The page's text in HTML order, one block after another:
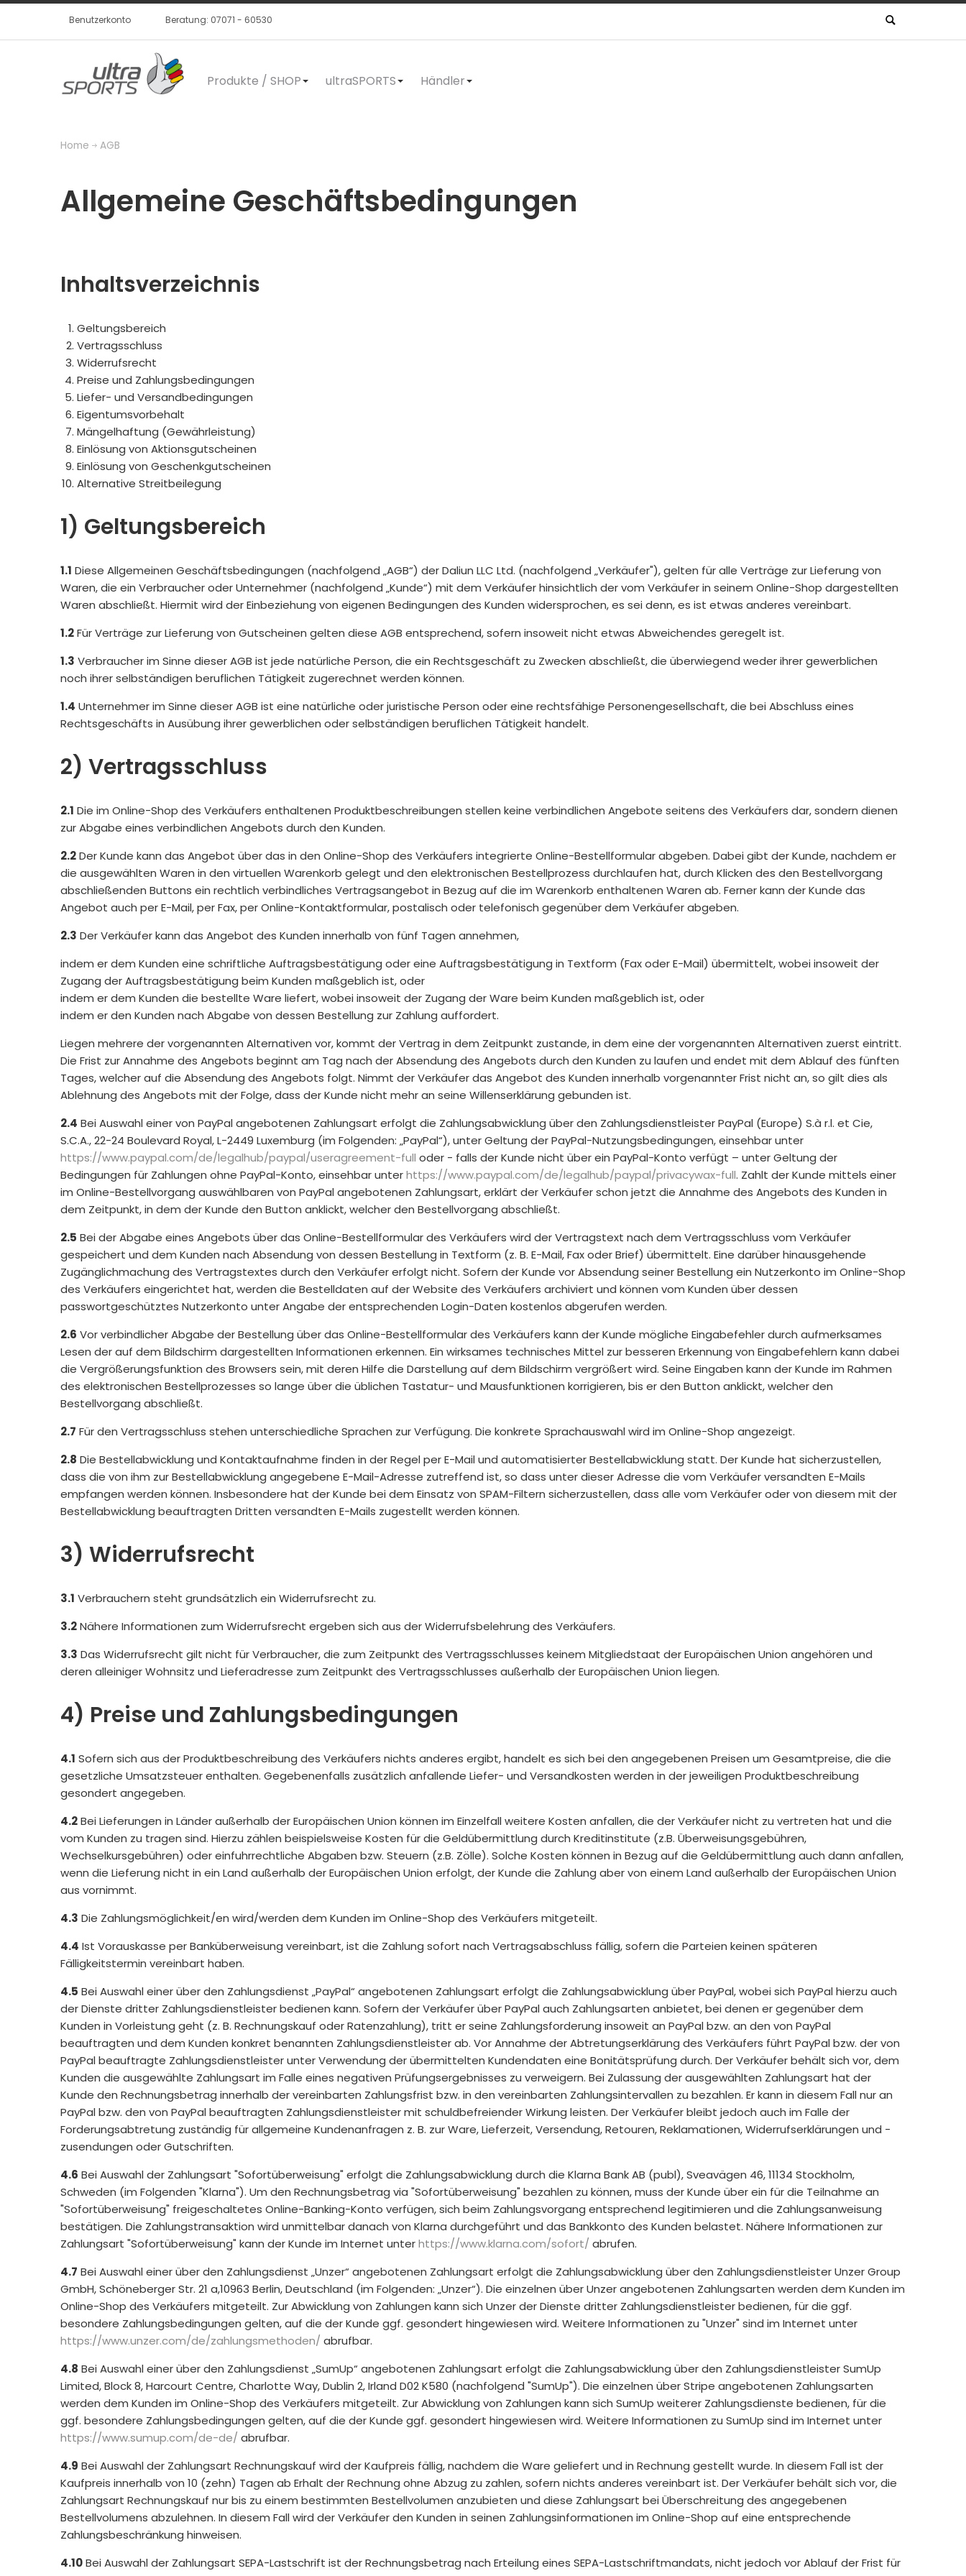
Benutzerkonto Beratung: 07071 - 60530
Produkte / SHOP ultraSPORTS Händler
Home AGB
Allgemeine Geschäftsbedingungen
Inhaltsverzeichnis
Geltungsbereich
Vertragsschluss
Widerrufsrecht
Preise und Zahlungsbedingungen
Liefer- und Versandbedingungen
Eigentumsvorbehalt
Mängelhaftung (Gewährleistung)
Einlösung von Aktionsgutscheinen
Einlösung von Geschenkgutscheinen
Alternative Streitbeilegung
1) Geltungsbereich
1.1 Diese Allgemeinen Geschäftsbedingungen (nachfolgend „AGB“) der Daliun LLC Ltd. (nachfolgend „Verkäufer"), gelten für alle Verträge zur Lieferung von
Waren, die ein Verbraucher oder Unternehmer (nachfolgend „Kunde“) mit dem Verkäufer hinsichtlich der vom Verkäufer in seinem Online-Shop dargestellten
Waren abschließt. Hiermit wird der Einbeziehung von eigenen Bedingungen des Kunden widersprochen, es sei denn, es ist etwas anderes vereinbart.
1.2Für Verträge zur Lieferung von Gutscheinen gelten diese AGB entsprechend, sofern insoweit nicht etwas Abweichendes geregelt ist.
1.3 Verbraucher im Sinne dieser AGB ist jede natürliche Person, die ein Rechtsgeschäft zu Zwecken abschließt, die überwiegend weder ihrer gewerblichen
noch ihrer selbständigen beruflichen Tätigkeit zugerechnet werden können.
1.4 Unternehmer im Sinne dieser AGB ist eine natürliche oder juristische Person oder eine rechtsfähige Personengesellschaft, die bei Abschluss eines
Rechtsgeschäfts in Ausübung ihrer gewerblichen oder selbständigen beruflichen Tätigkeit handelt.
2) Vertragsschluss
2.1 Die im Online-Shop des Verkäufers enthaltenen Produktbeschreibungen stellen keine verbindlichen Angebote seitens des Verkäufers dar, sondern dienen
zur Abgabe eines verbindlichen Angebots durch den Kunden.
2.2Der Kunde kann das Angebot über das in den Online-Shop des Verkäufers integrierte Online-Bestellformular abgeben. Dabei gibt der Kunde, nachdem er
die ausgewählten Waren in den virtuellen Warenkorb gelegt und den elektronischen Bestellprozess durchlaufen hat, durch Klicken des den Bestellvorgang
abschließenden Buttons ein rechtlich verbindliches Vertragsangebot in Bezug auf die im Warenkorb enthaltenen Waren ab. Ferner kann der Kunde das
Angebot auch per E-Mail, per Fax, per Online-Kontaktformular, postalisch oder telefonisch gegenüber dem Verkäufer abgeben.
2.3 Der Verkäufer kann das Angebot des Kunden innerhalb von fünf Tagen annehmen,
indem er dem Kunden eine schriftliche Auftragsbestätigung oder eine Auftragsbestätigung in Textform (Fax oder E-Mail) übermittelt, wobei insoweit der
Zugang der Auftragsbestätigung beim Kunden maßgeblich ist, oder
indem er dem Kunden die bestellte Ware liefert, wobei insoweit der Zugang der Ware beim Kunden maßgeblich ist, oder
indem er den Kunden nach Abgabe von dessen Bestellung zur Zahlung auffordert.
Liegen mehrere der vorgenannten Alternativen vor, kommt der Vertrag in dem Zeitpunkt zustande, in dem eine der vorgenannten Alternativen zuerst eintritt.
Die Frist zur Annahme des Angebots beginnt am Tag nach der Absendung des Angebots durch den Kunden zu laufen und endet mit dem Ablauf des fünften
Tages, welcher auf die Absendung des Angebots folgt. Nimmt der Verkäufer das Angebot des Kunden innerhalb vorgenannter Frist nicht an, so gilt dies als
Ablehnung des Angebots mit der Folge, dass der Kunde nicht mehr an seine Willenserklärung gebunden ist.
2.4 Bei Auswahl einer von PayPal angebotenen Zahlungsart erfolgt die Zahlungsabwicklung über den Zahlungsdienstleister PayPal (Europe) S.à r.l. et Cie,
S.C.A., 22-24 Boulevard Royal, L-2449 Luxemburg (im Folgenden: „PayPal“), unter Geltung der PayPal-Nutzungsbedingungen, einsehbar unter
https://www.paypal.com/de/legalhub/paypal/useragreement-full oder - falls der Kunde nicht über ein PayPal-Konto verfügt – unter Geltung der
Bedingungen für Zahlungen ohne PayPal-Konto, einsehbar unterhttps://www.paypal.com/de/legalhub/paypal/privacywax-full. Zahlt der Kunde mittels einer
im Online-Bestellvorgang auswählbaren von PayPal angebotenen Zahlungsart, erklärt der Verkäufer schon jetzt die Annahme des Angebots des Kunden in
dem Zeitpunkt, in dem der Kunde den Button anklickt, welcher den Bestellvorgang abschließt.
2.5 Bei der Abgabe eines Angebots über das Online-Bestellformular des Verkäufers wird der Vertragstext nach dem Vertragsschluss vom Verkäufer
gespeichert und dem Kunden nach Absendung von dessen Bestellung in Textform (z. B. E-Mail, Fax oder Brief) übermittelt. Eine darüber hinausgehende
Zugänglichmachung des Vertragstextes durch den Verkäufer erfolgt nicht. Sofern der Kunde vor Absendung seiner Bestellung ein Nutzerkonto im Online-Shop
des Verkäufers eingerichtet hat, werden die Bestelldaten auf der Website des Verkäufers archiviert und können vom Kunden über dessen
passwortgeschütztes Nutzerkonto unter Angabe der entsprechenden Login-Daten kostenlos abgerufen werden.
2.6 Vor verbindlicher Abgabe der Bestellung über das Online-Bestellformular des Verkäufers kann der Kunde mögliche Eingabefehler durch aufmerksames
Lesen der auf dem Bildschirm dargestellten Informationen erkennen. Ein wirksames technisches Mittel zur besseren Erkennung von Eingabefehlern kann dabei
die Vergrößerungsfunktion des Browsers sein, mit deren Hilfe die Darstellung auf dem Bildschirm vergrößert wird. Seine Eingaben kann der Kunde im Rahmen
des elektronischen Bestellprozesses so lange über die üblichen Tastatur- und Mausfunktionen korrigieren, bis er den Button anklickt, welcher den
Bestellvorgang abschließt.
2.7 Für den Vertragsschluss stehen unterschiedliche Sprachen zur Verfügung. Die konkrete Sprachauswahl wird im Online-Shop angezeigt.
2.8 Die Bestellabwicklung und Kontaktaufnahme finden in der Regel per E-Mail und automatisierter Bestellabwicklung statt. Der Kunde hat sicherzustellen,
dass die von ihm zur Bestellabwicklung angegebene E-Mail-Adresse zutreffend ist, so dass unter dieser Adresse die vom Verkäufer versandten E-Mails
empfangen werden können. Insbesondere hat der Kunde bei dem Einsatz von SPAM-Filtern sicherzustellen, dass alle vom Verkäufer oder von diesem mit der
Bestellabwicklung beauftragten Dritten versandten E-Mails zugestellt werden können.
3) Widerrufsrecht
3.1 Verbrauchern steht grundsätzlich ein Widerrufsrecht zu.
3.2Nähere Informationen zum Widerrufsrecht ergeben sich aus der Widerrufsbelehrung des Verkäufers.
3.3 Das Widerrufsrecht gilt nicht für Verbraucher, die zum Zeitpunkt des Vertragsschlusses keinem Mitgliedstaat der Europäischen Union angehören und
deren alleiniger Wohnsitz und Lieferadresse zum Zeitpunkt des Vertragsschlusses außerhalb der Europäischen Union liegen.
4) Preise und Zahlungsbedingungen
4.1 Sofern sich aus der Produktbeschreibung des Verkäufers nichts anderes ergibt, handelt es sich bei den angegebenen Preisen um Gesamtpreise, die die
gesetzliche Umsatzsteuer enthalten. Gegebenenfalls zusätzlich anfallende Liefer- und Versandkosten werden in der jeweiligen Produktbeschreibung
gesondert angegeben.
4.2Bei Lieferungen in Länder außerhalb der Europäischen Union können im Einzelfall weitere Kosten anfallen, die der Verkäufer nicht zu vertreten hat und die
vom Kunden zu tragen sind. Hierzu zählen beispielsweise Kosten für die Geldübermittlung durch Kreditinstitute (z.B. Überweisungsgebühren,
Wechselkursgebühren) oder einfuhrrechtliche Abgaben bzw. Steuern (z.B. Zölle). Solche Kosten können in Bezug auf die Geldübermittlung auch dann anfallen,
wenn die Lieferung nicht in ein Land außerhalb der Europäischen Union erfolgt, der Kunde die Zahlung aber von einem Land außerhalb der Europäischen Union
aus vornimmt.
4.3 Die Zahlungsmöglichkeit/en wird/werden dem Kunden im Online-Shop des Verkäufers mitgeteilt.
4.4 Ist Vorauskasse per Banküberweisung vereinbart, ist die Zahlung sofort nach Vertragsabschluss fällig, sofern die Parteien keinen späteren
Fälligkeitstermin vereinbart haben.
4.5 Bei Auswahl einer über den Zahlungsdienst „PayPal“ angebotenen Zahlungsart erfolgt die Zahlungsabwicklung über PayPal, wobei sich PayPal hierzu auch
der Dienste dritter Zahlungsdienstleister bedienen kann. Sofern der Verkäufer über PayPal auch Zahlungsarten anbietet, bei denen er gegenüber dem
Kunden in Vorleistung geht (z. B. Rechnungskauf oder Ratenzahlung), tritt er seine Zahlungsforderung insoweit an PayPal bzw. an den von PayPal
beauftragten und dem Kunden konkret benannten Zahlungsdienstleister ab. Vor Annahme der Abtretungserklärung des Verkäufers führt PayPal bzw. der von
PayPal beauftragte Zahlungsdienstleister unter Verwendung der übermittelten Kundendaten eine Bonitätsprüfung durch. Der Verkäufer behält sich vor, dem
Kunden die ausgewählte Zahlungsart im Falle eines negativen Prüfungsergebnisses zu verweigern. Bei Zulassung der ausgewählten Zahlungsart hat der
Kunde den Rechnungsbetrag innerhalb der vereinbarten Zahlungsfrist bzw. in den vereinbarten Zahlungsintervallen zu bezahlen. Er kann in diesem Fall nur an
PayPal bzw. den von PayPal beauftragten Zahlungsdienstleister mit schuldbefreiender Wirkung leisten. Der Verkäufer bleibt jedoch auch im Falle der
Forderungsabtretung zuständig für allgemeine Kundenanfragen z. B. zur Ware, Lieferzeit, Versendung, Retouren, Reklamationen, Widerrufserklärungen und -
zusendungen oder Gutschriften.
4.6 Bei Auswahl der Zahlungsart "Sofortüberweisung" erfolgt die Zahlungsabwicklung durch die Klarna Bank AB (publ), Sveavägen 46, 11134 Stockholm,
Schweden (im Folgenden "Klarna"). Um den Rechnungsbetrag via "Sofortüberweisung" bezahlen zu können, muss der Kunde über ein für die Teilnahme an
"Sofortüberweisung" freigeschaltetes Online-Banking-Konto verfügen, sich beim Zahlungsvorgang entsprechend legitimieren und die Zahlungsanweisung
bestätigen. Die Zahlungstransaktion wird unmittelbar danach von Klarna durchgeführt und das Bankkonto des Kunden belastet. Nähere Informationen zur
Zahlungsart "Sofortüberweisung" kann der Kunde im Internet unterhttps://www.klarna.com/sofort/ abrufen.
4.7 Bei Auswahl einer über den Zahlungsdienst „Unzer“ angebotenen Zahlungsart erfolgt die Zahlungsabwicklung über den Zahlungsdienstleister Unzer Group
GmbH, Schöneberger Str. 21 a,10963 Berlin, Deutschland (im Folgenden: „Unzer“). Die einzelnen über Unzer angebotenen Zahlungsarten werden dem Kunden im
Online-Shop des Verkäufers mitgeteilt. Zur Abwicklung von Zahlungen kann sich Unzer der Dienste dritter Zahlungsdienstleister bedienen, für die ggf.
besondere Zahlungsbedingungen gelten, auf die der Kunde ggf. gesondert hingewiesen wird. Weitere Informationen zu "Unzer" sind im Internet unter
https://www.unzer.com/de/zahlungsmethoden/ abrufbar.
4.8 Bei Auswahl einer über den Zahlungsdienst „SumUp“ angebotenen Zahlungsart erfolgt die Zahlungsabwicklung über den Zahlungsdienstleister SumUp
Limited, Block 8, Harcourt Centre, Charlotte Way, Dublin 2, Irland D02 K580 (nachfolgend "SumUp"). Die einzelnen über Stripe angebotenen Zahlungsarten
werden dem Kunden im Online-Shop des Verkäufers mitgeteilt. Zur Abwicklung von Zahlungen kann sich SumUp weiterer Zahlungsdienste bedienen, für die
ggf. besondere Zahlungsbedingungen gelten, auf die der Kunde ggf. gesondert hingewiesen wird. Weitere Informationen zu SumUp sind im Internet unter
https://www.sumup.com/de-de/ abrufbar.
4.9 Bei Auswahl der Zahlungsart Rechnungskauf wird der Kaufpreis fällig, nachdem die Ware geliefert und in Rechnung gestellt wurde. In diesem Fall ist der
Kaufpreis innerhalb von 10 (zehn) Tagen ab Erhalt der Rechnung ohne Abzug zu zahlen, sofern nichts anderes vereinbart ist. Der Verkäufer behält sich vor, die
Zahlungsart Rechnungskauf nur bis zu einem bestimmten Bestellvolumen anzubieten und diese Zahlungsart bei Überschreitung des angegebenen
Bestellvolumens abzulehnen. In diesem Fall wird der Verkäufer den Kunden in seinen Zahlungsinformationen im Online-Shop auf eine entsprechende
Zahlungsbeschränkung hinweisen.
4.10Bei Auswahl der Zahlungsart SEPA-Lastschrift ist der Rechnungsbetrag nach Erteilung eines SEPA-Lastschriftmandats, nicht jedoch vor Ablauf der Frist für